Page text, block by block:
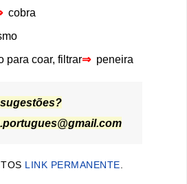
cobra
para coar, filtrar⇒peneira
LINK PERMANENTE